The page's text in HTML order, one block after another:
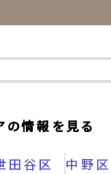
の情報を見る
田谷区 中野区